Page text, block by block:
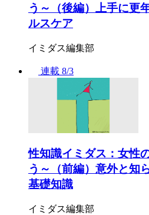
う～（後編）上手に更
ルスケア
イミダス編集部
連載 8/3
性知識イミダス：女性
う～（前編）意外と知
基礎知識
イミダス編集部